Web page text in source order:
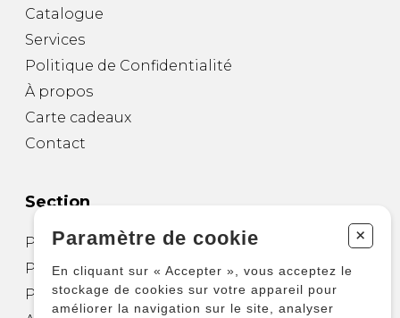
Catalogue
Services
Politique de Confidentialité
À propos
Carte cadeaux
Contact
Section
Partitions pour guitare
Partitions pour autres instruments
Partitions pour ensembles
Paramètre de cookie +
En cliquant sur « Accepter », vous acceptez le
stockage de cookies sur votre appareil pour
améliorer la navigation sur le site, analyser